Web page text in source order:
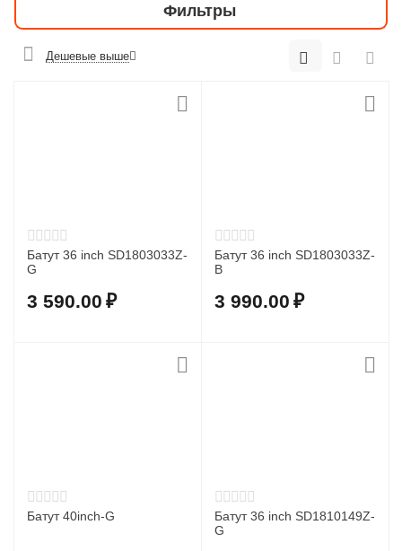
Фильтры
Дешевые выше
Батут 36 inch SD1803033Z-
G
3 590.00 ₽
Батут 36 inch SD1803033Z-
B
3 990.00 ₽
Батут 40inch-G
Батут 36 inch SD1810149Z-
G